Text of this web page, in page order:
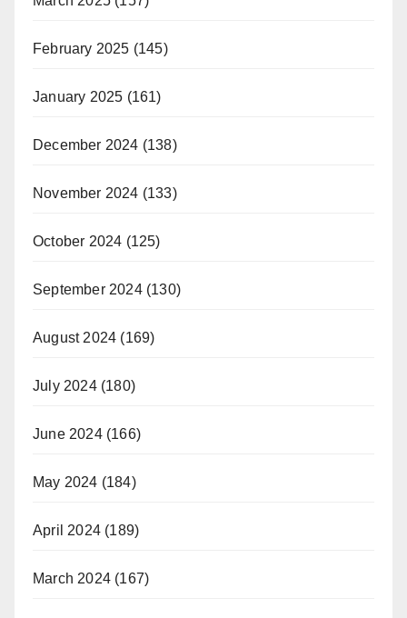
February 2025 (145)
January 2025 (161)
December 2024 (138)
November 2024 (133)
October 2024 (125)
September 2024(130)
August 2024 (169)
July 2024(180)
June 2024(166)
May 2024 (184)
April 2024 (189)
March 2024 (167)